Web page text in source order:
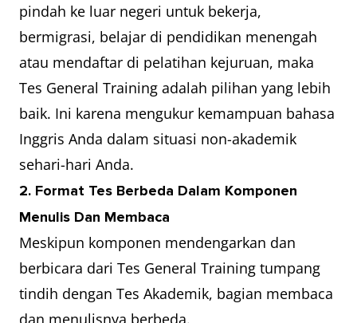
pindah ke luar negeri untuk bekerja,
bermigrasi, belajar di pendidikan menengah
atau mendaftar di pelatihan kejuruan, maka
Tes General Training adalah pilihan yang lebih
baik. Ini karena mengukur kemampuan bahasa
Inggris Anda dalam situasi non-akademik
sehari-hari Anda.
2. Format Tes Berbeda Dalam Komponen
Menulis Dan Membaca
Meskipun komponen mendengarkan dan
berbicara dari Tes General Training tumpang
tindih dengan Tes Akademik, bagian membaca
dan menulisnya berbeda.